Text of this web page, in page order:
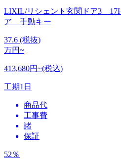
LIXIL/リシェント玄関ドア3
ア 手動キー
37.6 (税抜)
万円~
413,680円~(税込)
工期1日
商品代
工事費
諸
保証
52 ％